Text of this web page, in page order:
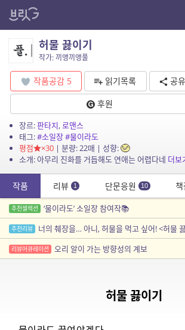
허물 끓이기
작가: 끼앵끼앵풀
작품공감 5 읽기목록 공유
후원
장르:판타지,로맨스
태그:#소일장#물이라도
평점
×30| 분량: 22매 | 성향:
소개: 아무리 진화를 거듭해도 연애는 어렵다네 더보
작품 리뷰 1 단문응원 10
추천셀렉션 ‘물이라도’ 소일장 참여작📚
추천리뷰 너의 췌장을… 아니, 허물을 먹고 싶어! <허물
리뷰어큐레이션 오리 알이 가는 방향성의 계보
허물 끓이기